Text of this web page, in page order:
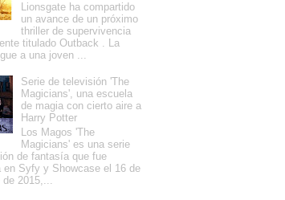
Lionsgate ha compartido
un avance de un próximo
thriller de supervivencia
titulado Outback . La
a una joven ...
Serie de televisión 'The
Magicians', una escuela
de magia con cierto aire a
Harry Potter
Los Magos 'The
Magicians' es una serie
de fantasía que fue
en Syfy y Showcase el 16 de
2015,...